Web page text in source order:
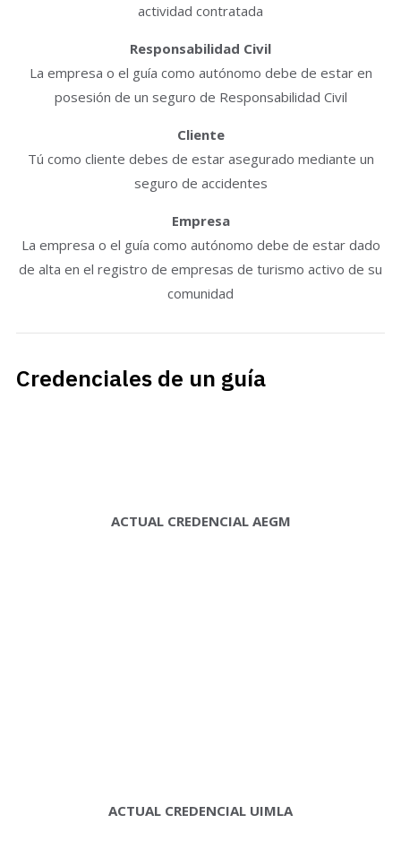
actividad contratada
Responsabilidad Civil
La empresa o el guía como autónomo debe de estar en
posesión de un seguro de Responsabilidad Civil
Cliente
Tú como cliente debes de estar asegurado mediante un
seguro de accidentes
Empresa
La empresa o el guía como autónomo debe de estar dado
de alta en el registro de empresas de turismo activo de su
comunidad
Credenciales de un guía
ACTUAL CREDENCIAL AEGM
ACTUAL CREDENCIAL UIMLA